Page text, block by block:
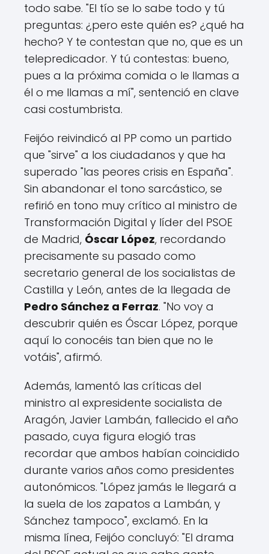
todo sabe. "El tío se lo sabe todo y tú
preguntas: ¿pero este quién es? ¿qué ha
hecho? Y te contestan que no, que es un
telepredicador. Y tú contestas: bueno,
pues a la próxima comida o le llamas a
él o me llamas a mí", sentenció en clave
casi costumbrista.
Feijóo reivindicó al PP como un partido
que "sirve" a los ciudadanos y que ha
superado "las peores crisis en España".
Sin abandonar el tono sarcástico, se
refirió en tono muy crítico al ministro de
Transformación Digital y líder del PSOE
de Madrid, Óscar López, recordando
precisamente su pasado como
secretario general de los socialistas de
Castilla y León, antes de la llegada de
Pedro Sánchez a Ferraz. "No voy a
descubrir quién es Óscar López, porque
aquí lo conocéis tan bien que no le
votáis", afirmó.
Además, lamentó las críticas del
ministro al expresidente socialista de
Aragón, Javier Lambán, fallecido el año
pasado, cuya figura elogió tras
recordar que ambos habían coincidido
durante varios años como presidentes
autonómicos. "López jamás le llegará a
la suela de los zapatos a Lambán, y
Sánchez tampoco", exclamó. En la
misma línea, Feijóo concluyó: "El drama